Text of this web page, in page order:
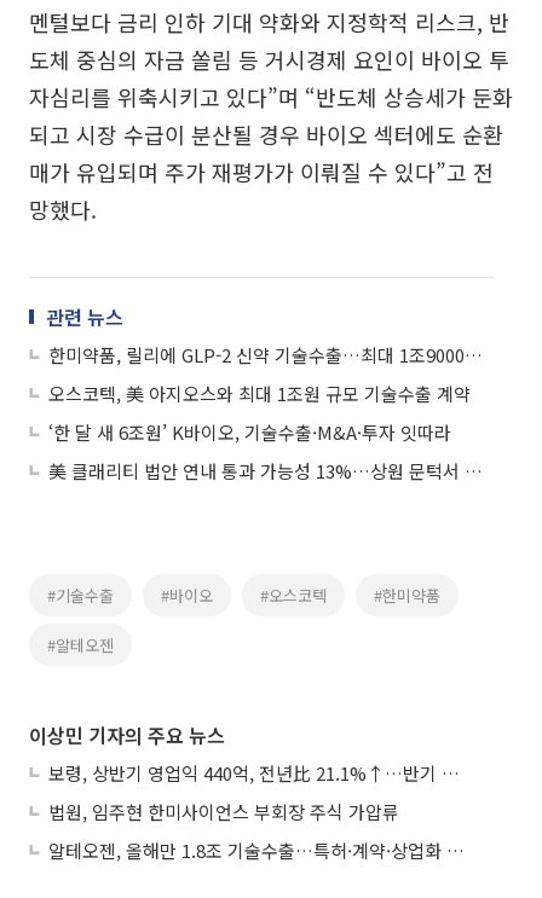
멘털보다 금리 인하 기대 약화와 지정학적 리스크, 반
도체 중심의 자금 쏠림 등 거시경제 요인이 바이오 투
자심리를 위축시키고 있다”며 “반도체 상승세가 둔화
되고 시장 수급이 분산될 경우 바이오 섹터에도 순환
매가 유입되며 주가 재평가가 이뤄질 수 있다”고 전
망했다.
관련 뉴스
한미약품, 릴리에 GLP-2 신약 기술수출…최대 1조9000억원 규모
오스코텍, 美 아지오스와 최대 1조원 규모 기술수출 계약
‘한 달 새 6조원’ K바이오, 기술수출·M&A·투자 잇따라
美 클래리티 법안 연내 통과 가능성 13%…상원 문턱서 제동
#기술수출 #바이오 #오스코텍 #한미약품
#알테오젠
이상민 기자의 주요 뉴스
보령, 상반기 영업익 440억, 전년比 21.1%↑…반기 역대 최대
법원, 임주현 한미사이언스 부회장 주식 가압류
알테오젠, 올해만 1.8조 기술수출…특허·계약·상업화 ‘삼박자’